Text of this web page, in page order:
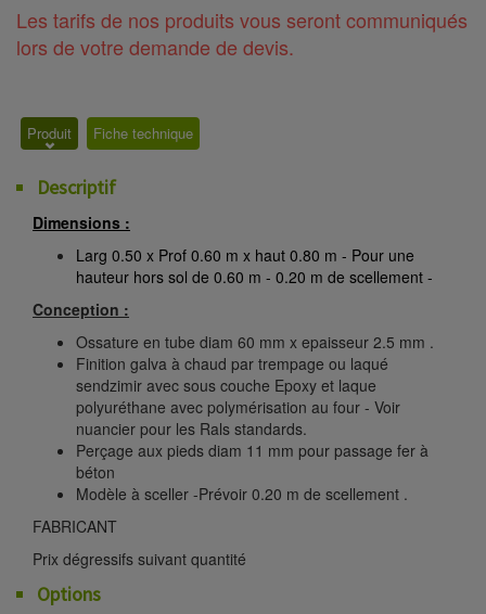
Les tarifs de nos produits vous seront communiqués
lors de votre demande de devis.
Produit Fiche technique
Descriptif
Dimensions :
Larg 0.50 x Prof 0.60 m x haut 0.80 m - Pour une
hauteur hors sol de 0.60 m - 0.20 m de scellement -
Conception :
Ossature en tube diam 60 mm x epaisseur 2.5 mm .
Finition galva à chaud par trempage ou laqué
sendzimir avec sous couche Epoxy et laque
polyuréthane avec polymérisation au four - Voir
nuancier pour les Rals standards.
Perçage aux pieds diam 11 mm pour passage fer à
béton
Modèle à sceller -Prévoir 0.20 m de scellement .
FABRICANT
Prix dégressifs suivant quantité
Options